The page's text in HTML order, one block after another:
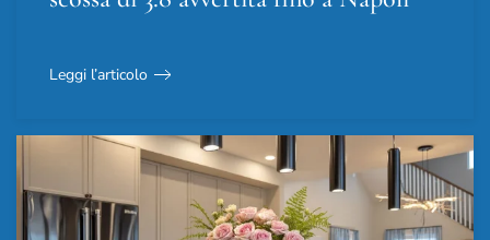
Leggi l’articolo